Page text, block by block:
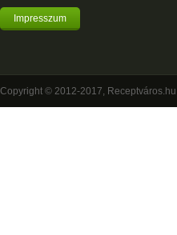
Impresszum
Copyright © 2012-2017,